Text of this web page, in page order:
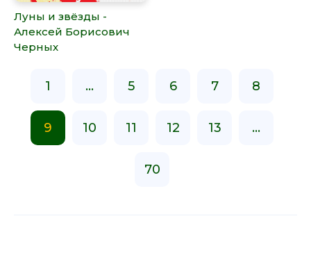
Луны и звёзды -
Алексей Борисович
Черных
1 ... 5 6 7 8
9 10 11 12 13 ...
70